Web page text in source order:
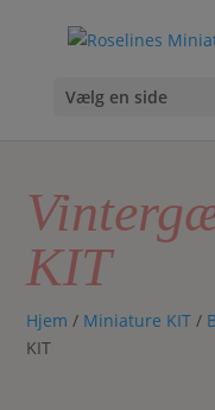
Vælg en side
KIT
Hjem / Miniature KIT /
KIT